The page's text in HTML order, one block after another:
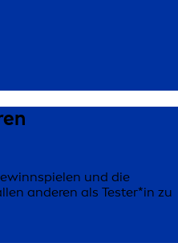
und die
anderen als Tester*in zu